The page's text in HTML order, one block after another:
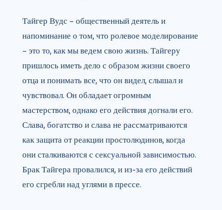
Тайгер Вудс – общественный деятель и
напоминание о том, что ролевое моделирование
– это то, как мы ведем свою жизнь. Тайгеру
пришлось иметь дело с образом жизни своего
отца и понимать все, что он видел, слышал и
чувствовал. Он обладает огромным
мастерством, однако его действия догнали его.
Слава, богатство и слава не рассматриваются
как защита от реакции простолюдинов, когда
они сталкиваются с сексуальной зависимостью.
Брак Тайгера провалился, и из-за его действий
его сгребли над углями в прессе.